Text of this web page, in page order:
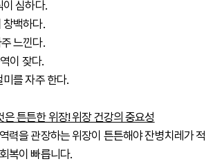
이 심하다.
창백하다.
느낀다.
이 잦다.
를 자주 한다.
튼튼한 위장! 위장 건강의 중요성
력을 관장하는 위장이 튼튼해야 잔병치레가 적
복이 빠릅니다.